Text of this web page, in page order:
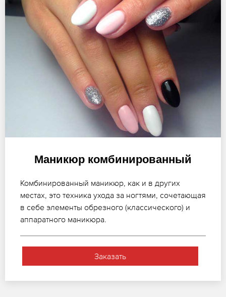
Маникюр комбинированный
Комбинированный маникюр, как и в других
местах, это техника ухода за ногтями, сочетающая
в себе элементы обрезного (классического) и
аппаратного маникюра.
Заказать